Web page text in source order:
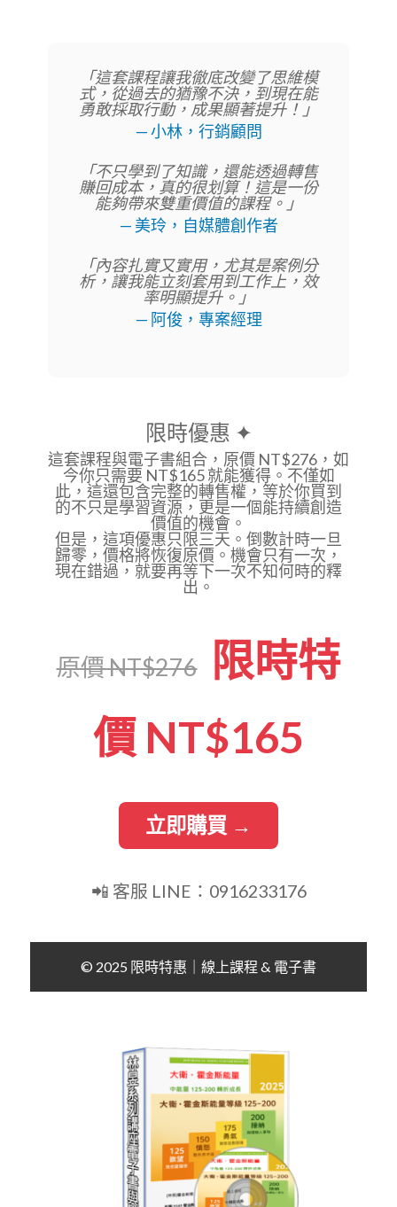
「這套課程讓我徹底改變了思維模
式，從過去的猶豫不決，到現在能
勇敢採取行動，成果顯著提升！」
— 小林，行銷顧問
「不只學到了知識，還能透過轉售
賺回成本，真的很划算！這是一份
能夠帶來雙重價值的課程。」
— 美玲，自媒體創作者
「內容扎實又實用，尤其是案例分
析，讓我能立刻套用到工作上，效
率明顯提升。」
— 阿俊，專案經理
限時優惠 ✦
這套課程與電子書組合，原價 NT$276，如
今你只需要 NT$165就能獲得。不僅如
此，這還包含完整的轉售權，等於你買到
的不只是學習資源，更是一個能持續創造
價值的機會。
但是，這項優惠只限三天 。倒數計時一旦
歸零，價格將恢復原價。機會只有一次，
現在錯過，就要再等下一次不知何時的釋
出。
原價 NT$276
限時特
價 NT$165
立即購買 →
📲 客服 LINE：0916233176
© 2025 限時特惠｜線上課程 & 電子書